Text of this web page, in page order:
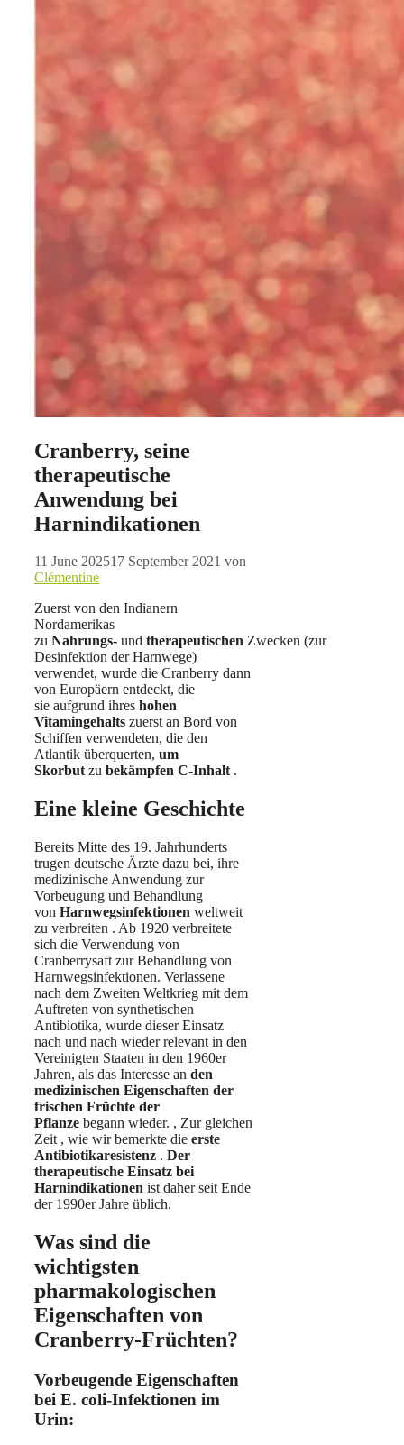
Cranberry, seine
therapeutische
Anwendung bei
Harnindikationen
11 June 202517 September 2021 von
Clémentine
Zuerst von den Indianern
Nordamerikas
zu Nahrungs- und therapeutischen Zwecken (zur
Desinfektion der Harnwege)
verwendet, wurde die Cranberry dann
von Europäern entdeckt, die
sie aufgrund ihres hohen
Vitamingehalts zuerst an Bord von
Schiffen verwendeten, die den
Atlantik überquerten, um
Skorbutzu bekämpfen C-Inhalt.
Eine kleine Geschichte
Bereits Mitte des 19. Jahrhunderts
trugen deutsche Ärzte dazu bei, ihre
medizinische Anwendung zur
Vorbeugung und Behandlung
von Harnwegsinfektionen weltweit
zu verbreiten . Ab 1920 verbreitete
sich die Verwendung von
Cranberrysaft zur Behandlung von
Harnwegsinfektionen. Verlassene
nach dem Zweiten Weltkrieg mit dem
Auftreten von synthetischen
Antibiotika, wurde dieser Einsatz
nach und nach wieder relevant in den
Vereinigten Staaten in den 1960er
Jahren, als das Interesse an den
medizinischen Eigenschaften der
frischen Früchte der
Pflanze begann wieder. , Zur gleichen
Zeit , wie wir bemerkte die erste
Antibiotikaresistenz . Der
therapeutische Einsatz bei
Harnindikationen ist daher seit Ende
der 1990er Jahre üblich.
Was sind die
wichtigsten
pharmakologischen
Eigenschaften von
Cranberry-Früchten?
Vorbeugende Eigenschaften
bei E. coli-Infektionen im
Urin: